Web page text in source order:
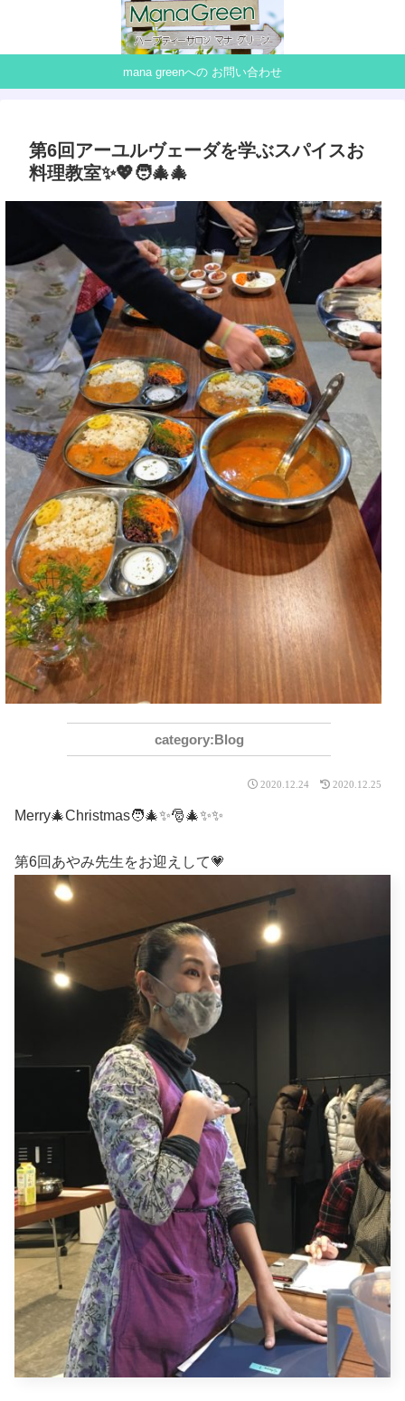
mana greenへの お問い合わせ
第6回アーユルヴェーダを学ぶスパイスお
料理教室✨💖🧑‍🎄🎄
Blog
2020.12.24 2020.12.25
Merry🎄Christmas🧑‍🎄✨🎅🎄✨✨
第6回あやみ先生をお迎えして💗